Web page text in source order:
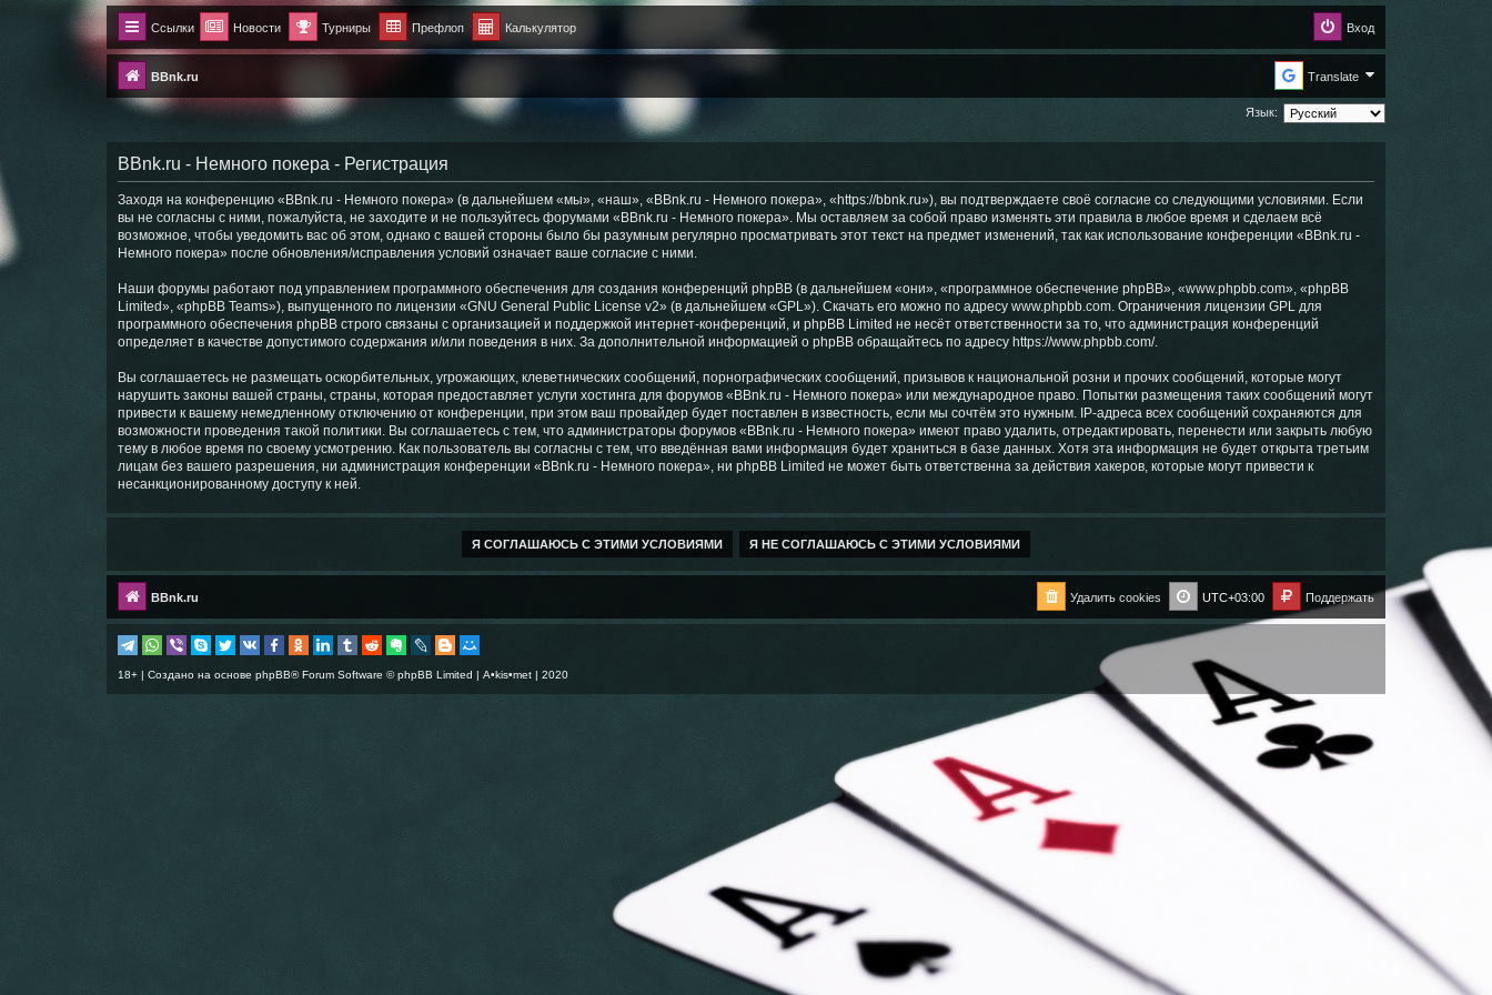
Ссылки Новости Турниры Префлоп Калькулятор Вход
BBnk.ru Translate
Язык:
BBnk.ru - Немного покера - Регистрация
Заходя на конференцию «BBnk.ru - Немного покера» (в дальнейшем «мы», «наш», «BBnk.ru - Немного покера», «https://bbnk.ru»), вы подтверждаете своё согласие со следующими условиями. Если
вы не согласны с ними, пожалуйста, не заходите и не пользуйтесь форумами «BBnk.ru - Немного покера». Мы оставляем за собой право изменять эти правила в любое время и сделаем всё
возможное, чтобы уведомить вас об этом, однако с вашей стороны было бы разумным регулярно просматривать этот текст на предмет изменений, так как использование конференции «BBnk.ru -
Немного покера» после обновления/исправления условий означает ваше согласие с ними.
Наши форумы работают под управлением программного обеспечения для создания конференций phpBB (в дальнейшем «они», «программное обеспечение phpBB», «www.phpbb.com», «phpBB
Limited», «phpBB Teams»), выпущенного по лицензии «GNU General Public License v2» (в дальнейшем «GPL»). Скачать его можно по адресу www.phpbb.com . Ограничения лицензии GPL для
программного обеспечения phpBB строго связаны с организацией и поддержкой интернет-конференций, и phpBB Limited не несёт ответственности за то, что администрация конференций
определяет в качестве допустимого содержания и/или поведения в них. За дополнительной информацией о phpBB обращайтесь по адресу https://www.phpbb.com/.
Вы соглашаетесь не размещать оскорбительных, угрожающих, клеветнических сообщений, порнографических сообщений, призывов к национальной розни и прочих сообщений, которые могут
нарушить законы вашей страны, страны, которая предоставляет услуги хостинга для форумов «BBnk.ru - Немного покера» или международное право. Попытки размещения таких сообщений могут
привести к вашему немедленному отключению от конференции, при этом ваш провайдер будет поставлен в известность, если мы сочтём это нужным. IP-адреса всех сообщений сохраняются для
возможности проведения такой политики. Вы соглашаетесь с тем, что администраторы форумов «BBnk.ru - Немного покера» имеют право удалить, отредактировать, перенести или закрыть любую
тему в любое время по своему усмотрению. Как пользователь вы согласны с тем, что введённая вами информация будет храниться в базе данных. Хотя эта информация не будет открыта третьим
лицам без вашего разрешения, ни администрация конференции «BBnk.ru - Немного покера», ни phpBB Limited не может быть ответственна за действия хакеров, которые могут привести к
несанкционированному доступу к ней.
BBnk.ru Поддержать
UTC+03:00
Удалить cookies
18+ | Создано на основе phpBB® Forum Software © phpBB Limited | A•kis•met | 2020